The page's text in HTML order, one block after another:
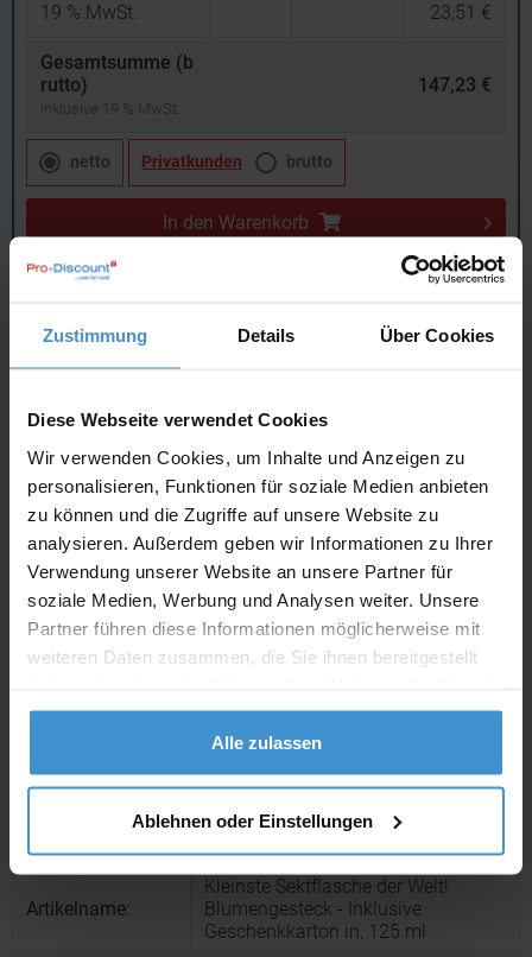
Zustimmung Details Über Cookies
Diese Webseite verwendet Cookies
Wir verwenden Cookies, um Inhalte und Anzeigen zu
personalisieren, Funktionen für soziale Medien anbieten
zu können und die Zugriffe auf unsere Website zu
analysieren. Außerdem geben wir Informationen zu Ihrer
Verwendung unserer Website an unsere Partner für
soziale Medien, Werbung und Analysen weiter. Unsere
Partner führen diese Informationen möglicherweise mit
weiteren Daten zusammen, die Sie ihnen bereitgestellt
gesammelt haben.
Alle zulassen
Ablehnen oder Einstellungen
19 % MwSt. 23,51 €
Gesamtsumme (b
rutto)
inklusive 19 % MwSt.
147,23 €
netto Privatkunden brutto
In den Warenkorb
Individuelle Anfrage
Artikel mit Werbeanbringung: ca. 10 Werktage
Muster mit Ihrer
Werbeanbringung zur Freigabe
der Produktion:
Artikel ohne Werbeanbringung: ca. 3 - 5 Werktage
Muster bestellen
Produktinformationen zu diesem Werbeartikel
Artikelnummer:
ROP2K1358d1
Artikelname:
Kleinste Sektflasche der Welt!
Blumengesteck - Inklusive
Geschenkkarton in, 125 ml